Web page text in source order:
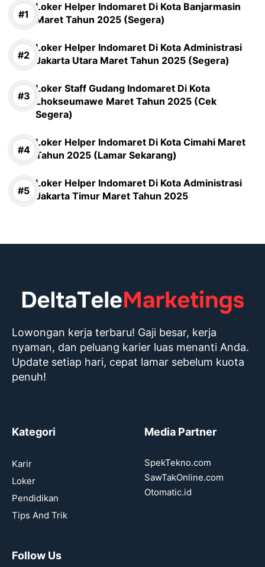
Loker Helper Indomaret Di Kota Banjarmasin
Maret Tahun 2025 (Segera)
Loker Helper Indomaret Di Kota Administrasi
Jakarta Utara Maret Tahun 2025 (Segera)
Loker Staff Gudang Indomaret Di Kota
Lhokseumawe Maret Tahun 2025 (Cek
Segera)
Loker Helper Indomaret Di Kota Cimahi Maret
Tahun 2025 (Lamar Sekarang)
Loker Helper Indomaret Di Kota Administrasi
Jakarta Timur Maret Tahun 2025
Lowongan kerja terbaru! Gaji besar, kerja
nyaman, dan peluang karier luas menanti Anda.
Update setiap hari, cepat lamar sebelum kuota
penuh!
Kategori
Karir
Loker
Pendidikan
Tips And Trik
Media Partner
SpekTekno.com
SawTakOnline.com
Otomatic.id
Follow Us